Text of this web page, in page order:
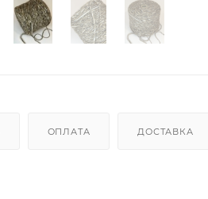
ОПЛАТА ДОСТАВКА